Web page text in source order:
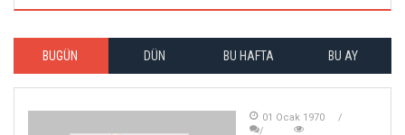
BUGÜN DÜN BU HAFTA BU AY
01 Ocak 1970